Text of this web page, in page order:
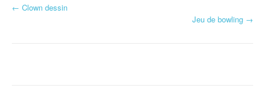
← Clown dessin
Jeu de bowling →